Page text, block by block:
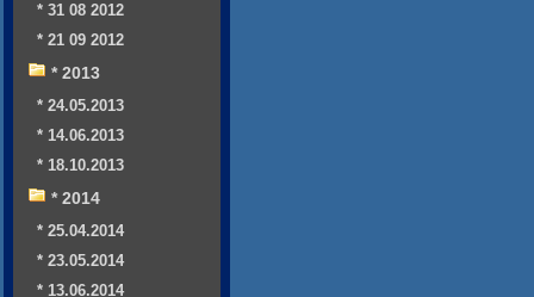
* 31 08 2012
* 21 09 2012
* 2013
* 24.05.2013
* 14.06.2013
* 18.10.2013
* 2014
* 25.04.2014
* 23.05.2014
* 13.06.2014